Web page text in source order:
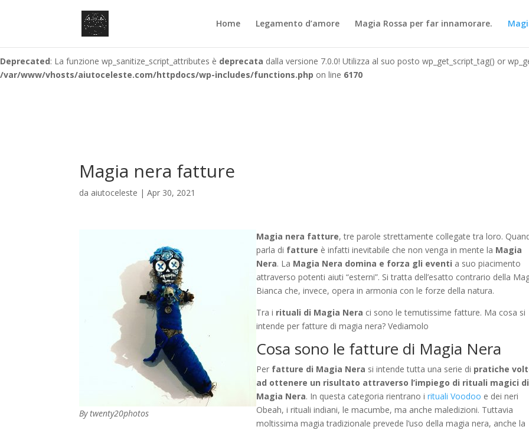
: La funzione wp_sanitize_script_attributes èdeprecatadalla versione 7.0.0! Utilizza al suo posto wp_get_script_tag() or
/var/www/vhosts/aiutoceleste.com/httpdocs/wp-includes/functions.php
Deprecated: La funzione wp_sanitize_script_attributes è deprecata dalla versione 7.0.0! Utilizza al suo posto wp_get_script_tag() or
/var/www/vhosts/aiutoceleste.com/httpdocs/wp-includes/functions.php on line 6170
Home Legamento d’amore Magia Rossa per far innamorare.
Magia nera fatture
da aiutoceleste |Apr 30, 2021
By twenty20photos
Magia nera fatture, tre parole strettamente collegate tra loro.
parla di fatture è infatti inevitabile che non venga in mente la Magia
Nera. La Magia Nera domina e forza gli eventi a suo piacimento
attraverso potenti aiuti “esterni”. Si tratta dell’esatto contrario della
Bianca che, invece, opera in armonia con le forze della natura.
Tra i rituali di Magia Nera ci sono le temutissime fatture. Ma cosa si
intende per fatture di magia nera? Vediamolo
Cosa sono le fatture di Magia Nera
Per fatture di Magia Nera si intende tutta una serie di pratiche
ad ottenere un risultato attraverso l’impiego di rituali magici di
Magia Nera. In questa categoria rientrano irituali Voodoo e dei neri
Obeah, i rituali indiani, le macumbe, ma anche maledizioni. Tuttavia
moltissima magia tradizionale prevede l’uso della magia nera, anche la